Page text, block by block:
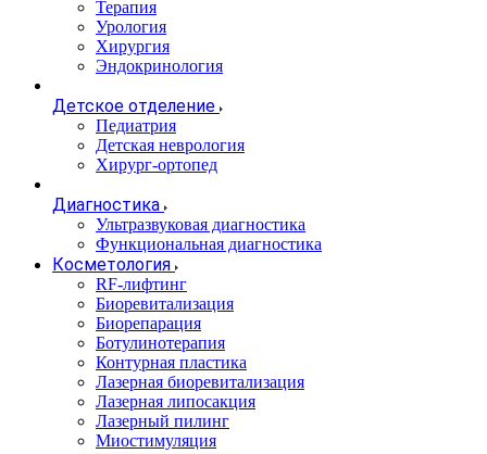
Терапия
Урология
Хирургия
Эндокринология
Детское отделение
Педиатрия
Детская неврология
Хирург-ортопед
Диагностика
Ультразвуковая диагностика
Функциональная диагностика
Косметология
RF-лифтинг
Биоревитализация
Биорепарация
Ботулинотерапия
Контурная пластика
Лазерная биоревитализация
Лазерная липосакция
Лазерный пилинг
Миостимуляция